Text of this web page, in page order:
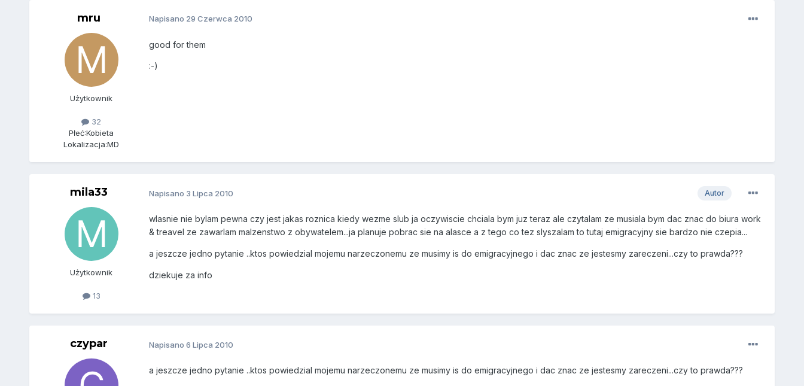
mru
Użytkownik
32
Płeć:Kobieta
Lokalizacja:MD
Napisano 29 Czerwca 2010
good for them
:-)
mila33
Użytkownik
13
Autor
Napisano 3 Lipca 2010
wlasnie nie bylam pewna czy jest jakas roznica kiedy wezme slub ja oczywiscie chciala bym juz teraz ale czytalam ze musiala bym dac znac do biura work
& treavel ze zawarlam malzenstwo z obywatelem...ja planuje pobrac sie na alasce a z tego co tez slyszalam to tutaj emigracyjny sie bardzo nie czepia...
a jeszcze jedno pytanie ..ktos powiedzial mojemu narzeczonemu ze musimy is do emigracyjnego i dac znac ze jestesmy zareczeni...czy to prawda???
dziekuje za info
czypar Napisano 6 Lipca 2010
a jeszcze jedno pytanie ..ktos powiedzial mojemu narzeczonemu ze musimy is do emigracyjnego i dac znac ze jestesmy zareczeni...czy to prawda???